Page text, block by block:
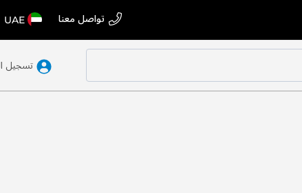
تواصل معنا اختر
المتجر
UAE
تسجيل